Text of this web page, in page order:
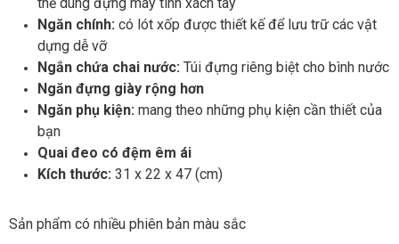
Ngăn chính: có lót xốp được thiết kế để lưu trữ các vật
dựng dễ vỡ
Ngắn chứa chai nước: Túi đựng riêng biệt cho bình nước
Ngăn đựng giày rộng hơn
Ngăn phụ kiện: mang theo những phụ kiện cần thiết của
bạn
Quai đeo có đệm êm ái
Kích thước: 31 x 22 x 47 (cm)
Sản phẩm có nhiều phiên bản màu sắc